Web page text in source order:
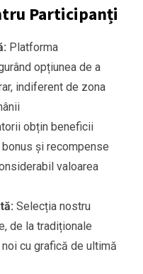
Participanți
Platforma
opțiunea de a
indiferent de zona
obțin beneficii
și recompense
valoarea
Selecția nostru
de la tradiționale
cu grafică de ultimă